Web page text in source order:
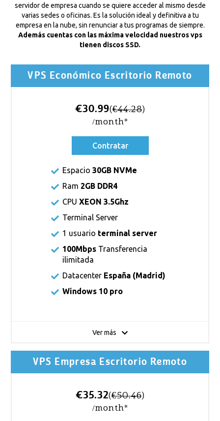
servidor de empresa cuando se quiere acceder al mismo desde
varias sedes o oficinas. Es la solución ideal y definitiva a tu
empresa en la nube, sin renunciar a tus programas de siempre.
Además cuentas con las máxima velocidad nuestros vps
tienen discos SSD.
VPS Económico Escritorio Remoto
€30.99(€44.28)
/month*
Contratar
Espacio 30GB NVMe
Ram 2GB DDR4
CPU XEON 3.5Ghz
Terminal Server
1 usuario terminal server
100Mbps Transferencia
ilimitada
Datacenter España (Madrid)
Windows 10 pro
Ver más
VPS Empresa Escritorio Remoto
€35.32(€50.46)
/month*